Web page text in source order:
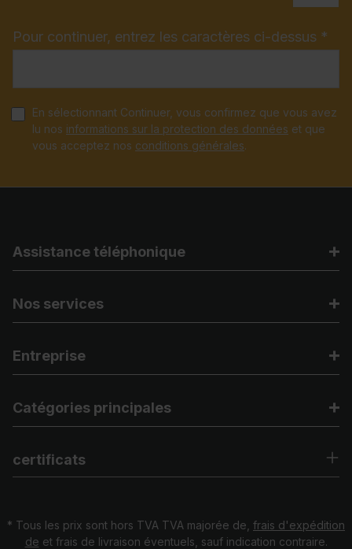
Pour continuer, entrez les caractères ci-dessus *
En sélectionnant Continuer, vous confirmez que vous avez
lu nos informations sur la protection des données et que
vous acceptez nos conditions générales.
Assistance téléphonique
Nos services
Entreprise
Catégories principales
certificats
* Tous les prix sont hors TVA TVA majorée de, frais d'expédition
de et frais de livraison éventuels, sauf indication contraire.